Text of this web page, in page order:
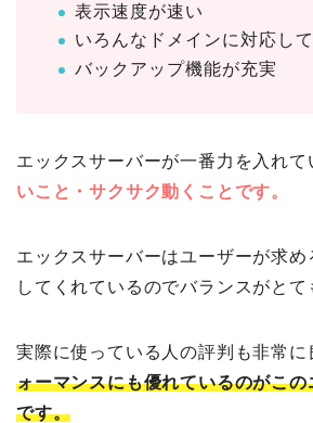
表示速度が速い
いろんなドメインに対応し
バックアップ機能が充実
エックスサーバーが一番力を入れて
いこと・サクサク動くことです。
エックスサーバーはユーザーが求
してくれているのでバランスがとて
実際に使っている人の評判も非常に
ォーマンスにも優れているのがこ
です。